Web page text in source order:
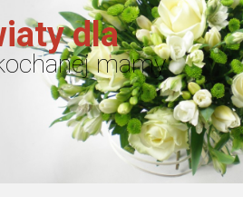
dla
mamy